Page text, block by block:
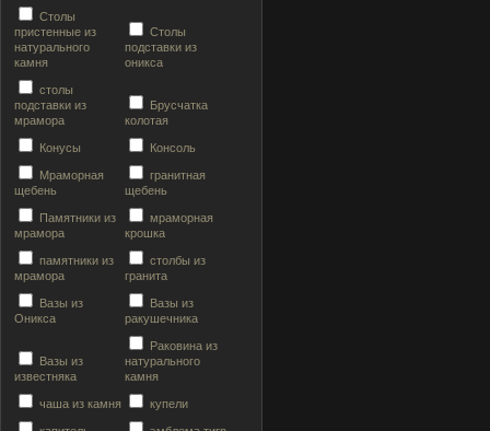
Столы
пристенные из
натурального
камня
Столы
подставки из
оникса
столы
подставки из
мрамора
Брусчатка
колотая
Конусы Консоль
Мраморная
щебень
гранитная
щебень
Памятники из
мрамора
мраморная
крошка
памятники из
мрамора
столбы из
гранита
Вазы из
Оникса
Вазы из
ракушечника
Вазы из
известняка
Раковина из
натурального
камня
чаша из камня купели